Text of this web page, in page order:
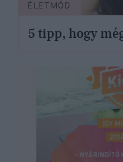
ÉLETMÓD
5 tipp, hogy